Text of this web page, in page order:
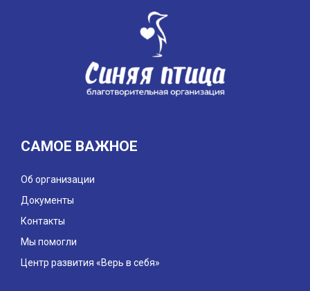
САМОЕ ВАЖНОЕ
Об организации
Документы
Контакты
Мы помогли
Центр развития «Верь в себя»